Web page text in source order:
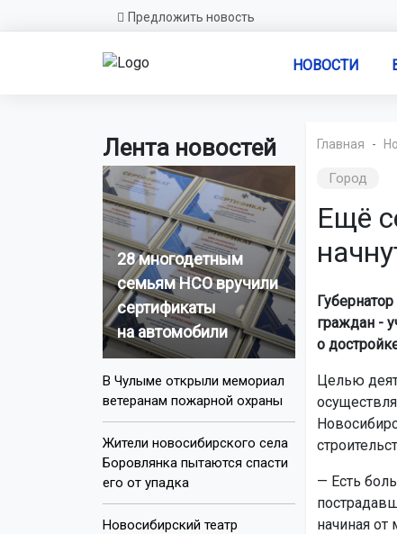
Предложить новость
НОВОСТИ
Лента новостей
28 многодетным
семьям НСО вручили
сертификаты
на автомобили
В Чулыме открыли мемориал
ветеранам пожарной охраны
Жители новосибирского села
Боровлянка пытаются спасти
его от упадка
Новосибирский театр
Главная
Город
Ещё
граждан -
о
Целью
— Есть
начиная